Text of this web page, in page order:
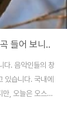
들어 보니..
다. 음악인들의 창
있습니다. 국내에
, 오늘은 오스트
니다. 그것은